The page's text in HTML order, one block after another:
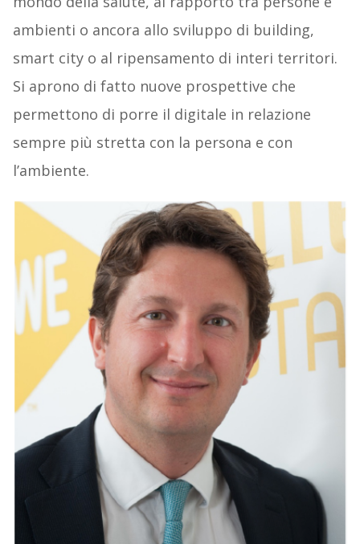
ambienti o ancora allo sviluppo di building,
smart city o al ripensamento di interi territori.
Si aprono di fatto nuove prospettive che
permettono di porre il digitale in relazione
sempre più stretta con la persona e con
l’ambiente.